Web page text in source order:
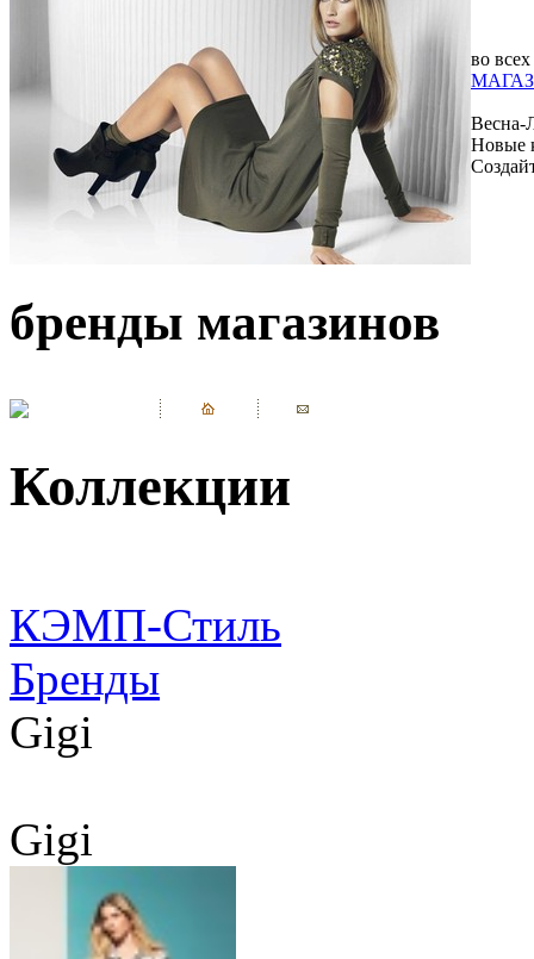
во всех
Весна-
Новые
бренды магазинов
Коллекции
КЭМП-Стиль
Бренды
Gigi
Gigi